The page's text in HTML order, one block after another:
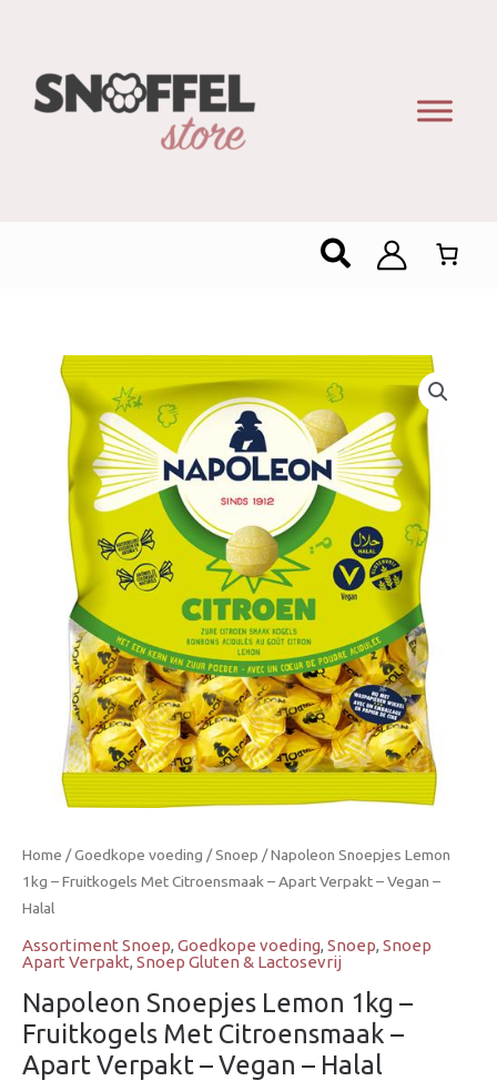
Zoeken
Home /Goedkope voeding /Snoep / Napoleon Snoepjes Lemon
1kg – Fruitkogels Met Citroensmaak – Apart Verpakt – Vegan –
Halal
Assortiment Snoep, Goedkope voeding, Snoep, Snoep
Apart Verpakt, Snoep Gluten & Lactosevrij
Napoleon Snoepjes Lemon 1kg –
Fruitkogels Met Citroensmaak –
Apart Verpakt – Vegan – Halal
Napoleon
Snoepjes
Fruitkogels
Citroensmaak
Verpakt
aantal